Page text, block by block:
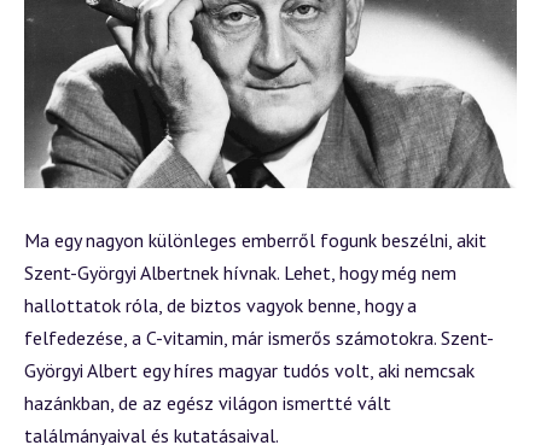
Ma egy nagyon különleges emberről fogunk beszélni, akit
Szent-Györgyi Albertnek hívnak. Lehet, hogy még nem
hallottatok róla, de biztos vagyok benne, hogy a
felfedezése, a C-vitamin, már ismerős számotokra. Szent-
Györgyi Albert egy híres magyar tudós volt, aki nemcsak
hazánkban, de az egész világon ismertté vált
találmányaival és kutatásaival.